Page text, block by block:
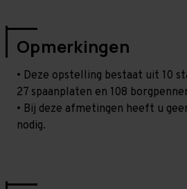
Opmerkingen
• Deze opstelling bestaat uit 10
27 spaanplaten en 108
• Bij deze afmetingen heeft u
nodig.